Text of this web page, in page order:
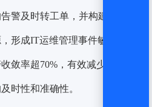
警及时转工单，并构建告警自
形成IT运维管理事件敏捷、闭
敛率超70%，有效减少无效告
时性和准确性。